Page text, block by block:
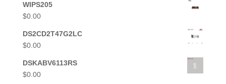
WIPS205
$0.00
DS2CD2T47G2LC
$0.00
DSKABV6113RS
$0.00